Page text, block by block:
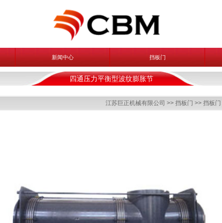
新闻中心 挡板门
四通压力平衡型波纹膨胀节
江苏巨正机械有限公司 >> 挡板门 >> 挡板门